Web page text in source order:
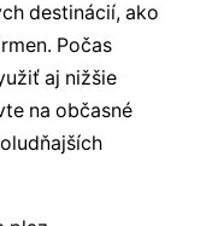
destinácií, ako
Počas
aj nižšie
na občasné